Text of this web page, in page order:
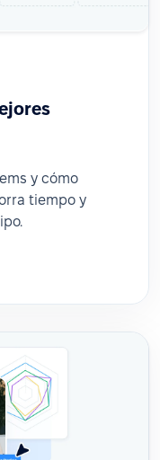
y cómo
tiempo y